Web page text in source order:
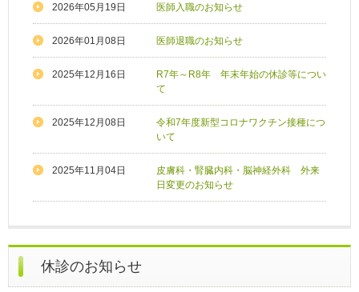
2026年05月19日 医師入職のお知らせ
2026年01月08日 医師退職のお知らせ
2025年12月16日
R7年～R8年 年末年始の休診等につい
て
2025年12月08日
令和7年度新型コロナワクチン接種につ
いて
2025年11月04日
皮膚科・腎臓内科・脳神経外科 外来
日変更のお知らせ
休診のお知らせ